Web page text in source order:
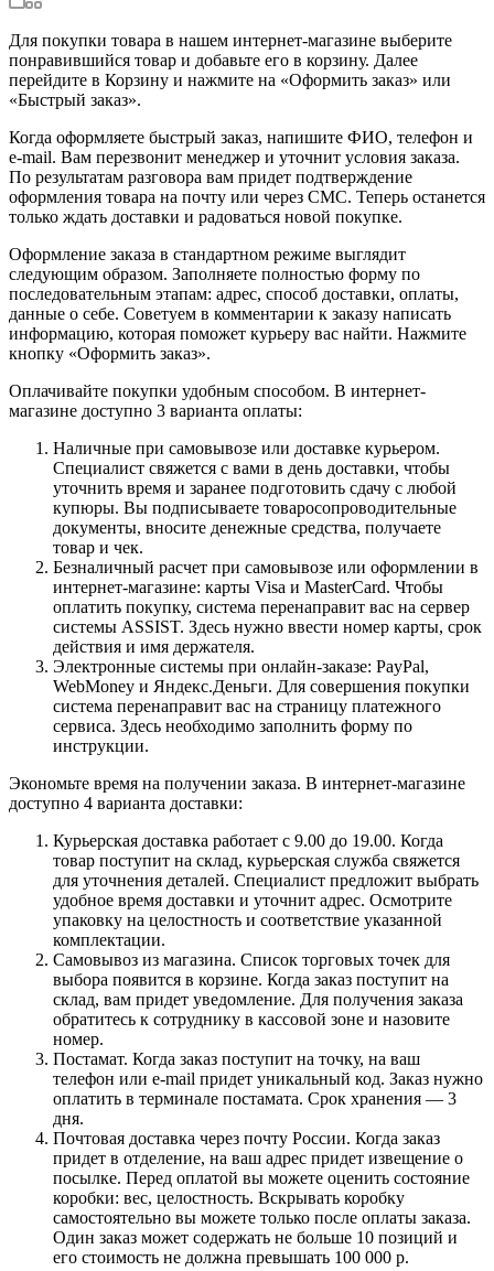
Для покупки товара в нашем интернет-магазине выберите
понравившийся товар и добавьте его в корзину. Далее
перейдите в Корзину и нажмите на «Оформить заказ» или
«Быстрый заказ».
Когда оформляете быстрый заказ, напишите ФИО, телефон и
e-mail. Вам перезвонит менеджер и уточнит условия заказа.
По результатам разговора вам придет подтверждение
оформления товара на почту или через СМС. Теперь останется
только ждать доставки и радоваться новой покупке.
Оформление заказа в стандартном режиме выглядит
следующим образом. Заполняете полностью форму по
последовательным этапам: адрес, способ доставки, оплаты,
данные о себе. Советуем в комментарии к заказу написать
информацию, которая поможет курьеру вас найти. Нажмите
кнопку «Оформить заказ».
Оплачивайте покупки удобным способом. В интернет-
магазине доступно 3 варианта оплаты:
Наличные при самовывозе или доставке курьером.
Специалист свяжется с вами в день доставки, чтобы
уточнить время и заранее подготовить сдачу с любой
купюры. Вы подписываете товаросопроводительные
документы, вносите денежные средства, получаете
товар и чек.
Безналичный расчет при самовывозе или оформлении в
интернет-магазине: карты Visa и MasterCard. Чтобы
оплатить покупку, система перенаправит вас на сервер
системы ASSIST. Здесь нужно ввести номер карты, срок
действия и имя держателя.
Электронные системы при онлайн-заказе: PayPal,
WebMoney и Яндекс.Деньги. Для совершения покупки
система перенаправит вас на страницу платежного
сервиса. Здесь необходимо заполнить форму по
инструкции.
Экономьте время на получении заказа. В интернет-магазине
доступно 4 варианта доставки:
Курьерская доставка работает с 9.00 до 19.00. Когда
товар поступит на склад, курьерская служба свяжется
для уточнения деталей. Специалист предложит выбрать
удобное время доставки и уточнит адрес. Осмотрите
упаковку на целостность и соответствие указанной
комплектации.
Самовывоз из магазина. Список торговых точек для
выбора появится в корзине. Когда заказ поступит на
склад, вам придет уведомление. Для получения заказа
обратитесь к сотруднику в кассовой зоне и назовите
номер.
Постамат. Когда заказ поступит на точку, на ваш
телефон или e-mail придет уникальный код. Заказ нужно
оплатить в терминале постамата. Срок хранения — 3
дня.
Почтовая доставка через почту России. Когда заказ
придет в отделение, на ваш адрес придет извещение о
посылке. Перед оплатой вы можете оценить состояние
коробки: вес, целостность. Вскрывать коробку
самостоятельно вы можете только после оплаты заказа.
Один заказ может содержать не больше 10 позиций и
его стоимость не должна превышать 100 000 р.